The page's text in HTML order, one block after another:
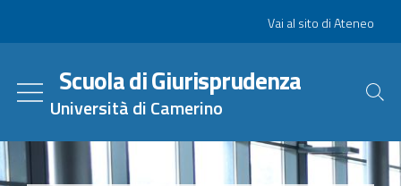
Slim
Vai al sito di Ateneo
Scuola di Giurisprudenza
Università di Camerino